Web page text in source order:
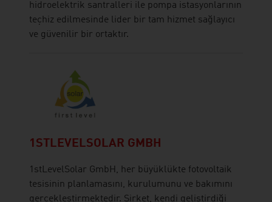
hidroelektrik santralleri ile pompa istasyonlarının
teçhiz edilmesinde lider bir tam hizmet sağlayıcı
ve güvenilir bir ortaktır.
1STLEVELSOLAR GMBH
1stLevelSolar GmbH, her büyüklükte fotovoltaik
tesisinin planlamasını, kurulumunu ve bakımını
gerçekleştirmektedir. Şirket, kendi geliştirdiği